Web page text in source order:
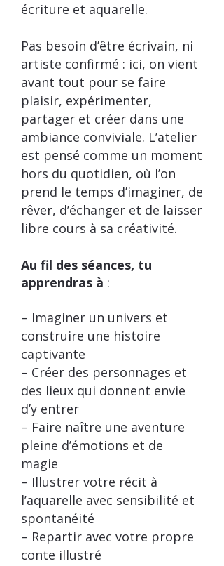
écriture et aquarelle.
Pas besoin d’être écrivain, ni
artiste confirmé : ici, on vient
avant tout pour se faire
plaisir, expérimenter,
partager et créer dans une
ambiance conviviale. L’atelier
est pensé comme un moment
hors du quotidien, où l’on
prend le temps d’imaginer, de
rêver, d’échanger et de laisser
libre cours à sa créativité.
Au fil des séances, tu
apprendras à :
– Imaginer un univers et
construire une histoire
captivante
– Créer des personnages et
des lieux qui donnent envie
d’y entrer
– Faire naître une aventure
pleine d’émotions et de
magie
– Illustrer votre récit à
l’aquarelle avec sensibilité et
spontanéité
– Repartir avec votre propre
conte illustré